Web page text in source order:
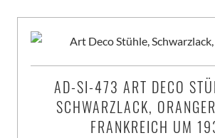
AD-SI-473 ART DECO
SCHWARZLACK,
FRANKREICH UM